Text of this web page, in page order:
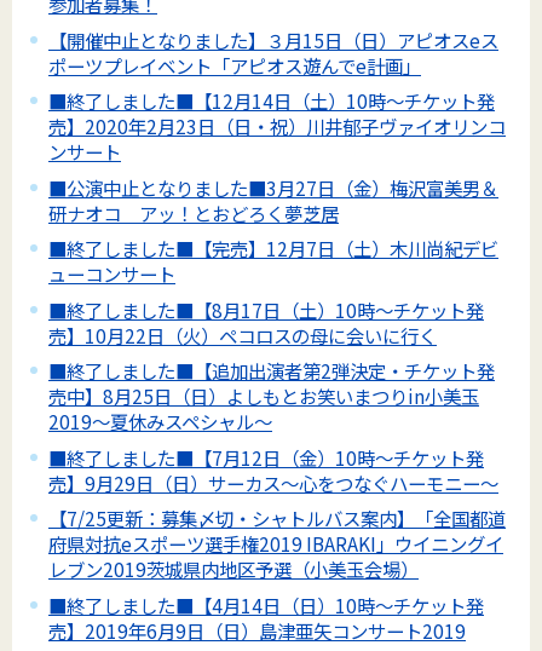
【開催中止となりました】３月15日（日）アピオスeス
ポーツプレイベント「アピオス遊んでe計画」
■終了しました■【12月14日（土）10時～チケット発
売】2020年2月23日（日・祝）川井郁子ヴァイオリンコ
ンサート
■公演中止となりました■3月27日（金）梅沢富美男＆
研ナオコ アッ！とおどろく夢芝居
■終了しました■【完売】12月7日（土）木川尚紀デビ
ューコンサート
■終了しました■【8月17日（土）10時～チケット発
売】10月22日（火）ペコロスの母に会いに行く
■終了しました■【追加出演者第2弾決定・チケット発
売中】8月25日（日）よしもとお笑いまつりin小美玉
2019～夏休みスペシャル～
■終了しました■【7月12日（金）10時～チケット発
売】9月29日（日）サーカス～心をつなぐハーモニー～
【7/25更新：募集〆切・シャトルバス案内】「全国都道
府県対抗eスポーツ選手権2019 IBARAKI」ウイニングイ
レブン2019茨城県内地区予選（小美玉会場）
■終了しました■【4月14日（日）10時～チケット発
売】2019年6月9日（日）島津亜矢コンサート2019